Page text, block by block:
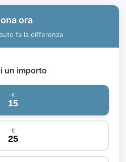
ora
fa la differenza
un importo
€
15
€
25